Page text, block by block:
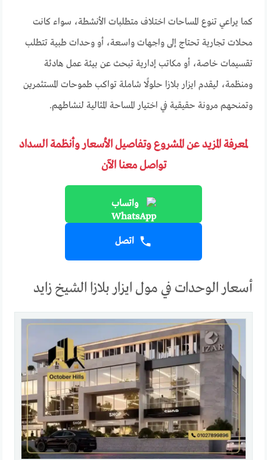
كما يراعي تنوع المساحات اختلاف متطلبات الأنشطة، سواء كانت
محلات تجارية تحتاج إلى واجهات واسعة، أو وحدات طبية تتطلب
تقسيمات خاصة، أو مكاتب إدارية تبحث عن بيئة عمل هادئة
ومنظمة، ليقدم ايزار بلازا حلولًا شاملة تواكب طموحات المستثمرين
وتمنحهم مرونة حقيقية في اختيار المساحة المثالية لنشاطهم.
لمعرفة المزيد عن المشروع وتفاصيل الأسعار وأنظمة السداد
تواصل معنا الآن
واتساب
اتصل
أسعار الوحدات في مول ايزار بلازا الشيخ زايد